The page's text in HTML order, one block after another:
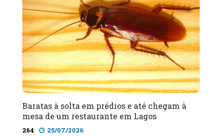
Baratas à solta em prédios e até chegam à
mesa de um restaurante em Lagos
264 25/07/2026